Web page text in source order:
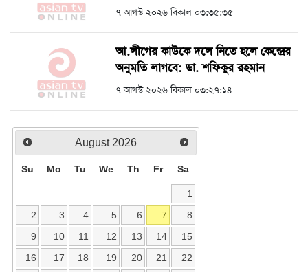
৭ আগস্ট ২০২৬ বিকাল ০৩:৩৫:৩৫
আ.লীগের কাউকে দলে নিতে হলে কেন্দ্রের
অনুমতি লাগবে: ডা. শফিকুর রহমান
৭ আগস্ট ২০২৬ বিকাল ০৩:২৭:১৪
August 2026
Su Mo Tu We Th Fr Sa
1
2
3 4 5 6 7
8
9
10 11 12 13 14
15
16
17 18 19 20 21
22